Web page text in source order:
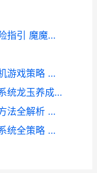
《魔魔打勇士》公益服手机游戏冒险指引 魔魔打勇士无限内购版
《斗罗大陆：逆转时空》公益服手机游戏策略 斗罗大陆逆转时空最强阵容推荐
《一念山海》手机游戏公益服灵碑系统龙玉养成全策略 一念山一念海
《一念山海》公益服手机游戏家园方法全解析 一念山河电视剧演员表
《一念山海》公益服手机游戏灵谱系统全策略 一念山河